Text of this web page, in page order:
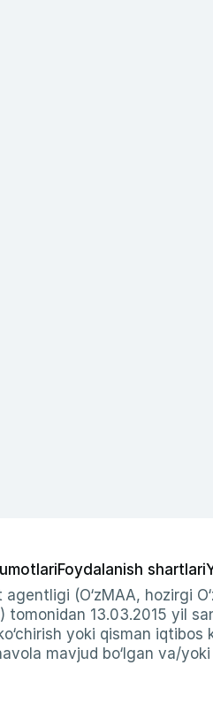
Foydalanish shartlari
(O‘zMAA, hozirgi
13.03.2015 yil
yoki qisman
mavjud bo‘lgan va/